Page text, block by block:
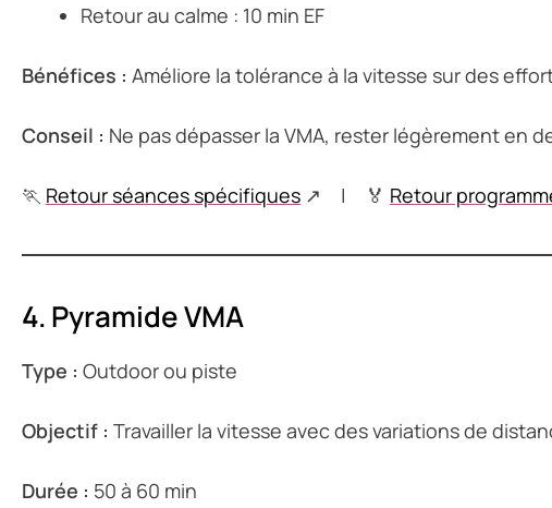
Retour au calme : 10 min EF
Bénéfices : Améliore la tolérance à la vitesse sur des
Conseil : Ne pas dépasser la VMA, rester légèrement en
🏃 Retour séances spécifiques ↗ | 🏅 Retour
4. Pyramide VMA
Type : Outdoor ou piste
Objectif : Travailler la vitesse avec des variations de
Durée : 50 à 60 min